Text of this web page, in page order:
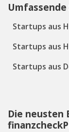
Startups aus
Startups aus
Startups aus
Die neusten